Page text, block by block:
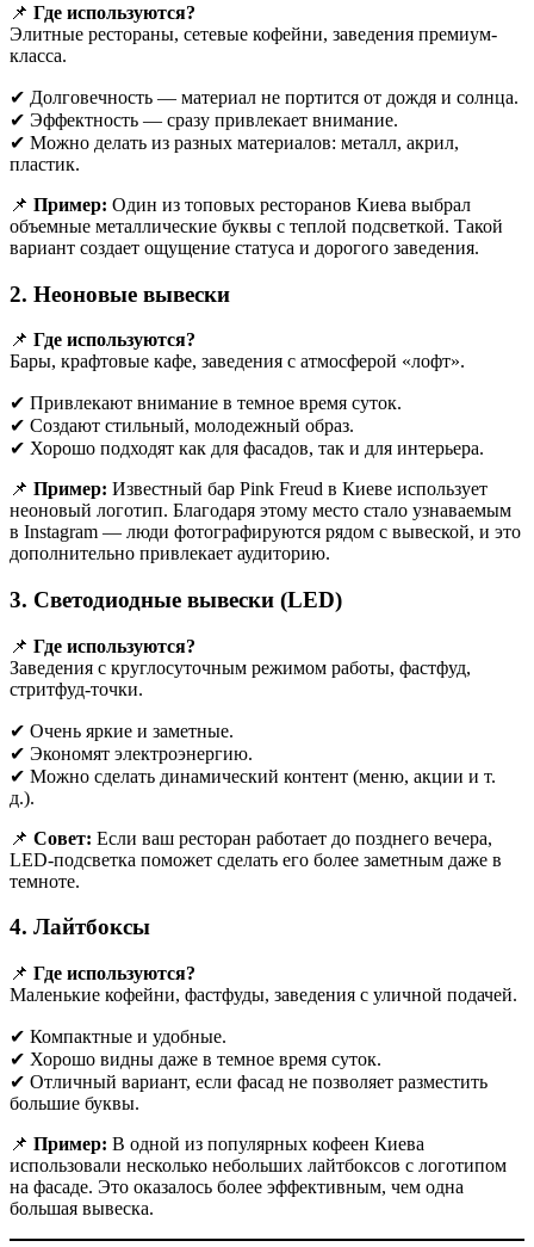
📌 Где используются?
Элитные рестораны, сетевые кофейни, заведения премиум-
класса.
✔ Долговечность — материал не портится от дождя и солнца.
✔ Эффектность — сразу привлекает внимание.
✔ Можно делать из разных материалов: металл, акрил,
пластик.
📌 Пример: Один из топовых ресторанов Киева выбрал
объемные металлические буквы с теплой подсветкой. Такой
вариант создает ощущение статуса и дорогого заведения.
2. Неоновые вывески
📌 Где используются?
Бары, крафтовые кафе, заведения с атмосферой «лофт».
✔ Привлекают внимание в темное время суток.
✔ Создают стильный, молодежный образ.
✔ Хорошо подходят как для фасадов, так и для интерьера.
📌 Пример: Известный бар Pink Freud в Киеве использует
неоновый логотип. Благодаря этому место стало узнаваемым
в Instagram — люди фотографируются рядом с вывеской, и это
дополнительно привлекает аудиторию.
3. Светодиодные вывески (LED)
📌 Где используются?
Заведения с круглосуточным режимом работы, фастфуд,
стритфуд-точки.
✔ Очень яркие и заметные.
✔ Экономят электроэнергию.
✔ Можно сделать динамический контент (меню, акции и т.
д.).
📌 Совет: Если ваш ресторан работает до позднего вечера,
LED-подсветка поможет сделать его более заметным даже в
темноте.
4. Лайтбоксы
📌 Где используются?
Маленькие кофейни, фастфуды, заведения с уличной подачей.
✔ Компактные и удобные.
✔ Хорошо видны даже в темное время суток.
✔ Отличный вариант, если фасад не позволяет разместить
большие буквы.
📌 Пример: В одной из популярных кофеен Киева
использовали несколько небольших лайтбоксов с логотипом
на фасаде. Это оказалось более эффективным, чем одна
большая вывеска.